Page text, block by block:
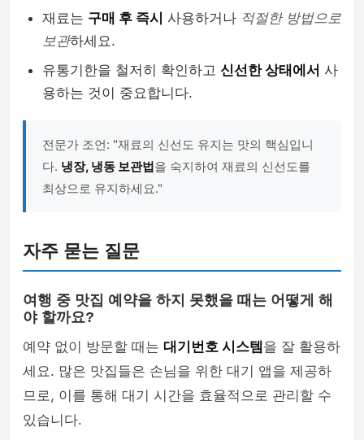
재료는 구매 후 즉시 사용하거나 적절한 방법으로
보관하세요.
유통기한을 철저히 확인하고 신선한 상태에서 사
용하는 것이 중요합니다.
전문가 조언: "재료의 신선도 유지는 맛의 핵심입니
다. 냉장, 냉동 보관법을 숙지하여 재료의 신선도를
최상으로 유지하세요."
자주 묻는 질문
여행 중 맛집 예약을 하지 못했을 때는 어떻게 해
야 할까요?
예약 없이 방문할 때는 대기번호 시스템 을 잘 활용하
세요. 많은 맛집들은 손님을 위한 대기 앱을 제공하
므로, 이를 통해 대기 시간을 효율적으로 관리할 수
있습니다.